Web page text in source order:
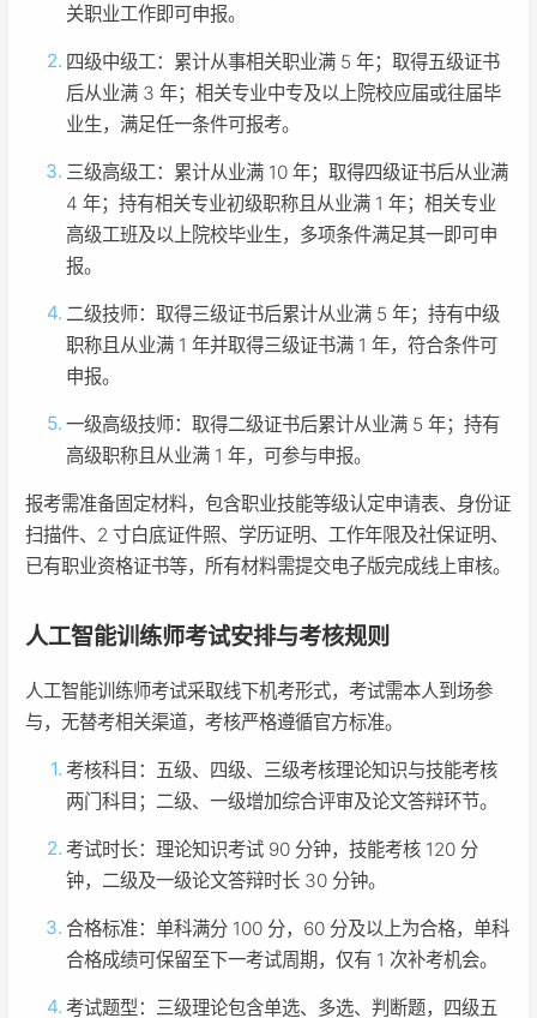
关职业工作即可申报。
四级中级工：累计从事相关职业满 5 年；取得五级证书
后从业满 3 年；相关专业中专及以上院校应届或往届毕
业生，满足任一条件可报考。
三级高级工：累计从业满 10 年；取得四级证书后从业满
4 年；持有相关专业初级职称且从业满 1 年；相关专业
高级工班及以上院校毕业生，多项条件满足其一即可申
报。
二级技师：取得三级证书后累计从业满 5 年；持有中级
职称且从业满 1 年并取得三级证书满 1 年，符合条件可
申报。
一级高级技师：取得二级证书后累计从业满 5 年；持有
高级职称且从业满 1 年，可参与申报。
报考需准备固定材料，包含职业技能等级认定申请表、身份证
扫描件、2 寸白底证件照、学历证明、工作年限及社保证明、
已有职业资格证书等，所有材料需提交电子版完成线上审核。
人工智能训练师考试安排与考核规则
人工智能训练师考试采取线下机考形式，考试需本人到场参
与，无替考相关渠道，考核严格遵循官方标准。
考核科目：五级、四级、三级考核理论知识与技能考核
两门科目；二级、一级增加综合评审及论文答辩环节。
考试时长：理论知识考试 90 分钟，技能考核 120 分
钟，二级及一级论文答辩时长 30 分钟。
合格标准：单科满分 100 分，60 分及以上为合格，单科
合格成绩可保留至下一考试周期，仅有 1 次补考机会。
考试题型：三级理论包含单选、多选、判断题，四级五